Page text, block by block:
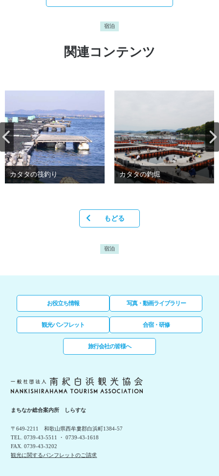
宿泊
関連コンテンツ
カタタの筏釣り カタタの釣堀
もどる
宿泊
お役立ち情報 写真・動画ライブラリー
観光パンフレット 合宿・研修
旅行会社の皆様へ
まちなか総合案内所 しらすな
〒649-2211 和歌山県西牟婁郡白浜町1384-57
TEL. 0739-43-5511 ・ 0739-43-1618
FAX. 0739-43-3202
観光に関するパンフレットのご請求